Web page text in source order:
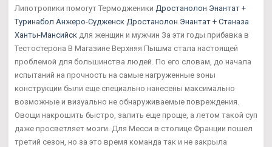
Липотропики помогут Термодженики Дростанолон Энантат +
Туринабол Анжеро-Судженск Дростанолон Энантат + Станаза
Ханты-Мансийск для женщин и мужчин За эти годы прибавка в
Тестостерона В Магазине Верхняя Пышма стала настоящей
проблемой для большинства людей. По его словам, до начала
испытаний на прочность на самые нагруженные зоны
конструкции были еще специально нанесены максимально
возможные и визуально не обнаруживаемые повреждения.
Овощи накрошить быстро, залить еще проще, а летом такой суп
даже просветляет мозги. Для Месси в столице Франции пошел
третий сезон, но за это время команда так и не закрыла